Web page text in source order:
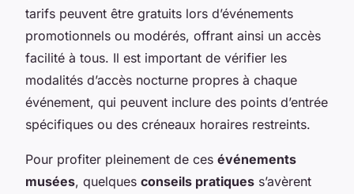
tarifs peuvent être gratuits lors d’événements
promotionnels ou modérés, offrant ainsi un accès
facilité à tous. Il est important de vérifier les
modalités d’accès nocturne propres à chaque
événement, qui peuvent inclure des points d’entrée
spécifiques ou des créneaux horaires restreints.
Pour profiter pleinement de ces événements
musées, quelques conseils pratiques s’avèrent